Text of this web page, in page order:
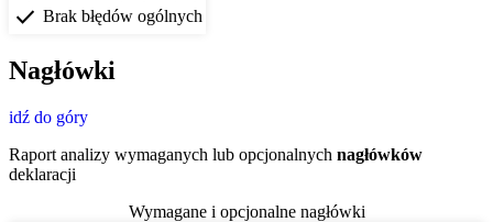
check Brak błędów ogólnych
Nagłówki
idź do góry
Raport analizy wymaganych lub opcjonalnych nagłówków
deklaracji
Wymagane i opcjonalne nagłówki